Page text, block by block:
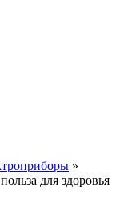
»
для здоровья